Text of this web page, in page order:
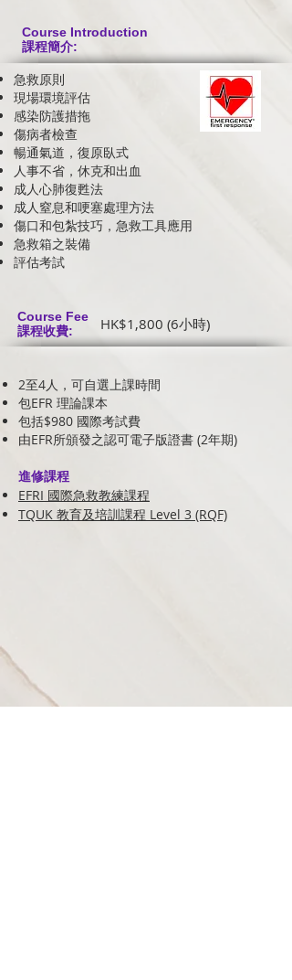
Course Introduction
課程簡介:
急救原則
現場環境評估
感染防護措拖
傷病者檢查
暢通氣道，復原臥式
人事不省，休克和出血
成人心肺復甦法
成人窒息和哽塞處理方法
傷口和包紮技巧，急救工具應用
急救箱之裝備
評估考試
Course Fee
課程收費:
HK$1,800 (6小時)
2至4人，可自選上課時間
包EFR 理論課本
包括$980 國際考試費
由EFR所頒發之認可電子版證書 (2年期)
進修課程
EFRI 國際急救教練課程
TQUK 教育及培訓課程 Level 3 (RQF)